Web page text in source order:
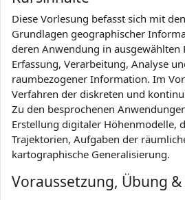
Diese Vorlesung befasst sich mit
Grundlagen geographischer
deren Anwendung in ausgewählten
Erfassung, Verarbeitung, Analyse
raumbezogener Information. Im
Verfahren der diskreten und
Zu den besprochenen
Erstellung digitaler Höhenmodelle,
Trajektorien, Aufgaben der
kartographische Generalisierung.
Voraussetzung, Übung